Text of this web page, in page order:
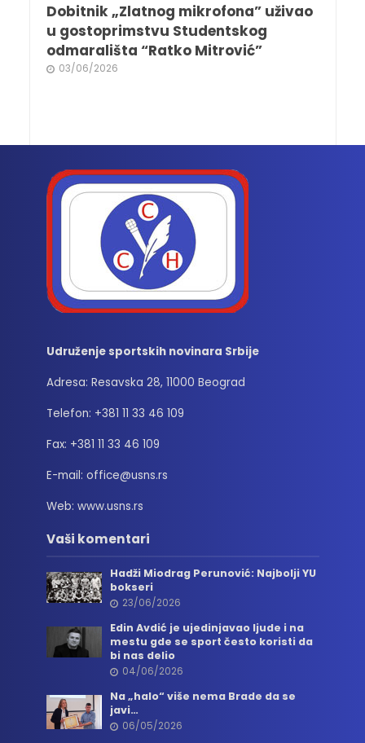
Dobitnik „Zlatnog mikrofona” uživao
u gostoprimstvu Studentskog
odmarališta “Ratko Mitrović”
03/06/2026
Udruženje sportskih novinara Srbije
Adresa: Resavska 28, 11000 Beograd
Telefon: +381 11 33 46 109
Fax: +381 11 33 46 109
E-mail: office@usns.rs
Web: www.usns.rs
Vaši komentari
Hadži Miodrag Perunović: Najbolji YU
bokseri
23/06/2026
Edin Avdić je ujedinjavao ljude i na
mestu gde se sport često koristi da
bi nas delio
04/06/2026
Na „halo“ više nema Brade da se
javi…
06/05/2026